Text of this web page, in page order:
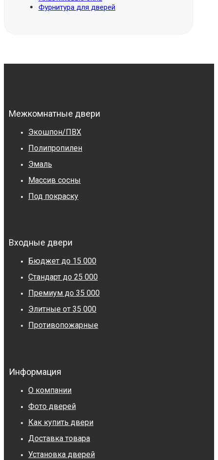
Фурнитура для дверей
Межкомнатные двери
Экошпон/ПВХ
Полипропилен
Эмаль
Массив сосны
Под покраску
Входные двери
Бюджет до 15 000
Стандарт до 25 000
Премиум до 35 000
Элитные от 35 000
Противопожарные
Информация
О компании
Фото дверей
Как купить двери
Доставка товара
Установка дверей